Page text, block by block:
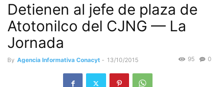
Detienen al jefe de plaza de
Atotonilco del CJNG — La
Jornada
By Agencia Informativa Conacyt - 13/10/2015 0
95